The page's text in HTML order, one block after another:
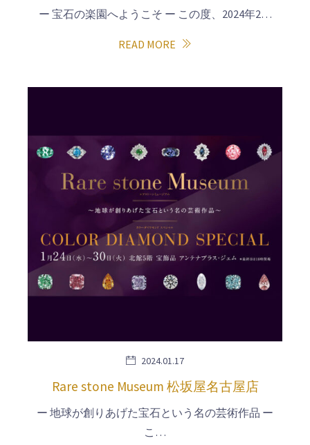
ー 宝石の楽園へようこそ ー この度、2024年2…
READ MORE
2024.01.17
Rare stone Museum 松坂屋名古屋店
ー 地球が創りあげた宝石という名の芸術作品 ー
こ…